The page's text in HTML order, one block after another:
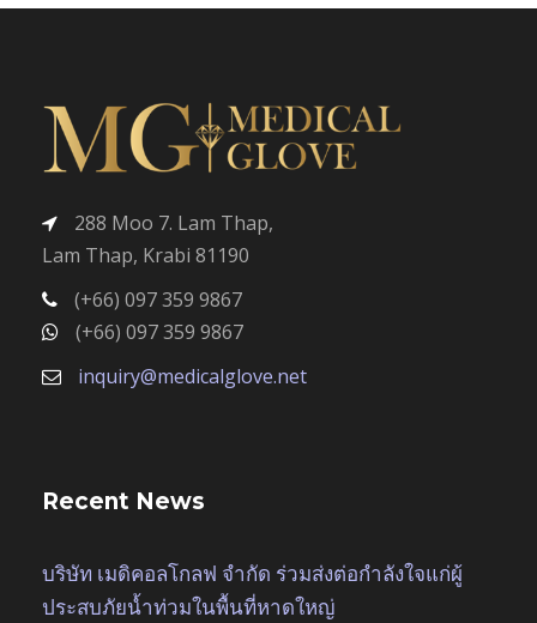
288 Moo 7. Lam Thap,
Lam Thap, Krabi 81190
(+66) 097 359 9867
(+66) 097 359 9867
inquiry@medicalglove.net
Recent News
บริษัท เมดิคอลโกลฟ จำกัด ร่วมส่งต่อกำลังใจแก่ผู้
ประสบภัยน้ำท่วมในพื้นที่หาดใหญ่